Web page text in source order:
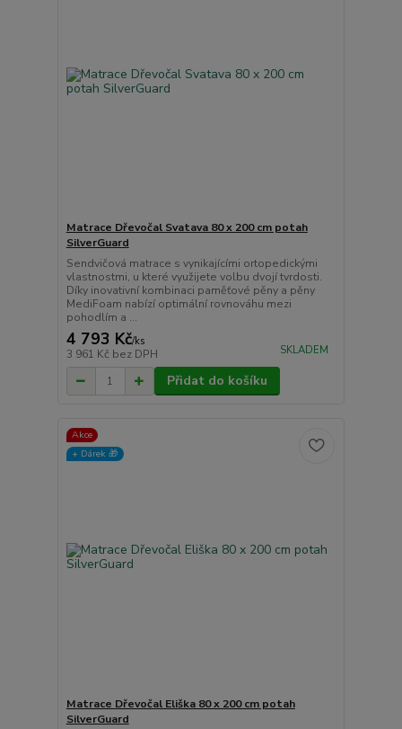
Matrace Dřevočal Svatava 80 x 200 cm potah
SilverGuard
Sendvičová matrace s vynikajícími ortopedickými
vlastnostmi, u které využijete volbu dvojí tvrdosti.
Díky inovativní kombinaci paměťové pěny a pěny
MediFoam nabízí optimální rovnováhu mezi
pohodlím a ...
4 793 Kč/ks
3 961 Kč bez DPH SKLADEM
Přidat do košíku
Akce
+ Dárek️ 🎁
Matrace Dřevočal Eliška 80 x 200 cm potah
SilverGuard